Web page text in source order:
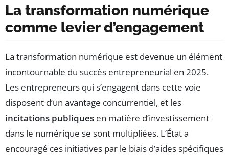
La transformation numérique
comme levier d’engagement
La transformation numérique est devenue un élément
incontournable du succès entrepreneurial en 2025.
Les entrepreneurs qui s’engagent dans cette voie
disposent d’un avantage concurrentiel, et les
incitations publiques en matière d’investissement
dans le numérique se sont multipliées. L’État a
encouragé ces initiatives par le biais d’aides spécifiques